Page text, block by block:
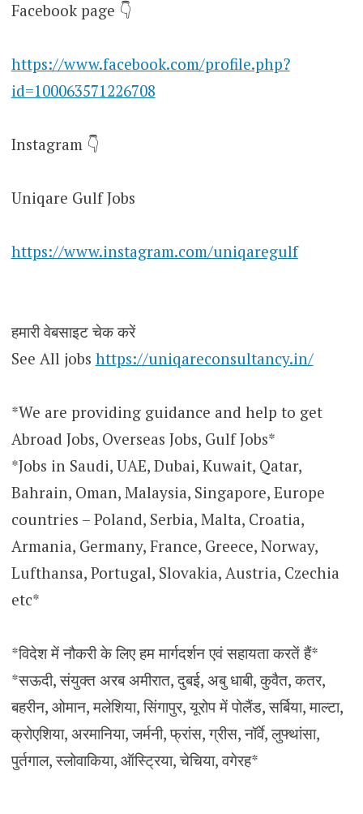
Facebook page 👇
https://www.facebook.com/profile.php?
id=100063571226708
Instagram 👇
Uniqare Gulf Jobs
https://www.instagram.com/uniqaregulf
हमारी वेबसाइट चेक करें
See All jobs https://uniqareconsultancy.in/
*We are providing guidance and help to get
Abroad Jobs, Overseas Jobs, Gulf Jobs*
*Jobs in Saudi, UAE, Dubai, Kuwait, Qatar,
Bahrain, Oman, Malaysia, Singapore, Europe
countries – Poland, Serbia, Malta, Croatia,
Armania, Germany, France, Greece, Norway,
Lufthansa, Portugal, Slovakia, Austria, Czechia
etc*
*विदेश में नौकरी के लिए हम मार्गदर्शन एवं सहायता करतें हैं*
*सऊदी, संयुक्त अरब अमीरात, दुबई, अबु धाबी, कुवैत, कतर,
बहरीन, ओमान, मलेशिया, सिंगापुर, यूरोप में पोलैंड, सर्बिया, माल्टा,
क्रोएशिया, अरमानिया, जर्मनी, फ्रांस, ग्रीस, नॉर्वे, लुफ्थांसा,
पुर्तगाल, स्लोवाकिया, ऑस्ट्रिया, चेचिया, वगेरह*